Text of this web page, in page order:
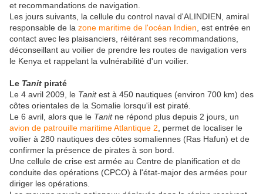
et recommandations de navigation.
Les jours suivants, la cellule du control naval d'ALINDIEN, amiral
responsable de la zone maritime de l'océan Indien , est entrée en
contact avec les plaisanciers, réitérant ses recommandations,
déconseillant au voilier de prendre les routes de navigation vers
le Kenya et rappelant la vulnérabilité d'un voilier.
Le Tanit piraté
Le 4 avril 2009, le Tanitest à 450 nautiques (environ 700 km) des
côtes orientales de la Somalie lorsqu'il est piraté.
Le 6 avril, alors que le Tanitne répond plus depuis 2 jours, un
avion de patrouille maritime Atlantique 2 , permet de localiser le
voilier à 280 nautiques des côtes somaliennes (Ras Hafun) et de
confirmer la présence de pirates à son bord.
Une cellule de crise est armée au Centre de planification et de
conduite des opérations (CPCO) à l'état-major des armées pour
diriger les opérations.